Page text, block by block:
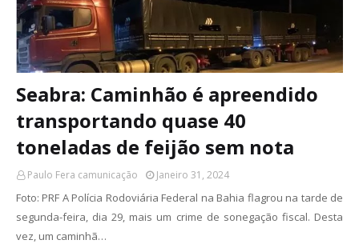
Seabra: Caminhão é apreendido
transportando quase 40
toneladas de feijão sem nota
Paulo Fera camunicação Janeiro 31, 2024
Foto: PRF A Polícia Rodoviária Federal na Bahia flagrou na tarde de
segunda-feira, dia 29, mais um crime de sonegação fiscal. Desta
vez, um caminhã…